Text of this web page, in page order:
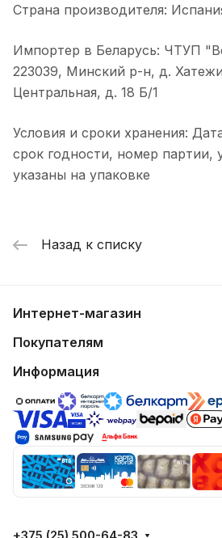
Страна производителя:
Импортер в Беларусь: ЧТУП
223039, Минский р-н, д.
Центральная, д. 18 Б/1
Условия и сроки хранения:
срок годности, номер партии,
указаны на упаковке
Назад к списку
Интернет-магазин
Покупателям
Информация